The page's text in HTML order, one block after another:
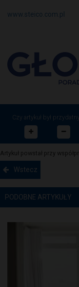
www.steico.com.pl
Czy artykuł był
Artykuł powstał przy
Wstecz
PODOBNE ARTYKUŁY